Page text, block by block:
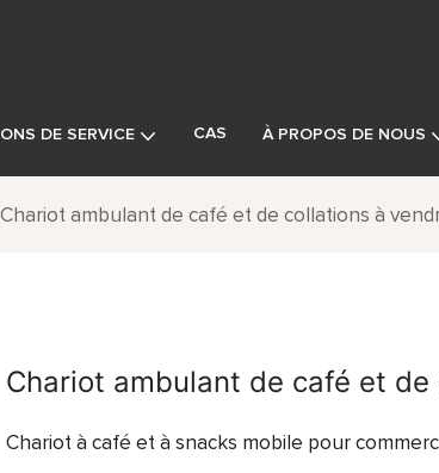
DE SERVICE CAS À PROPOS DE NOUS
Chariot ambulant de café et de collations à
Chariot ambulant de café et
Chariot à café et à snacks mobile pour